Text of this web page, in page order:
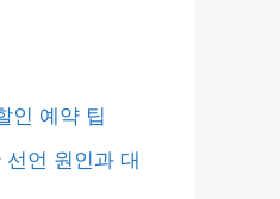
인 예약 팁
언 원인과 대